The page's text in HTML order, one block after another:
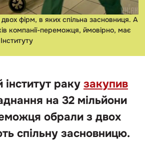
фірм, в яких спільна засновниця. А
компанії-переможця, ймовірно, має
інститут раку закупив
на 32 мільйони
обрали з двох
спільну засновницю.